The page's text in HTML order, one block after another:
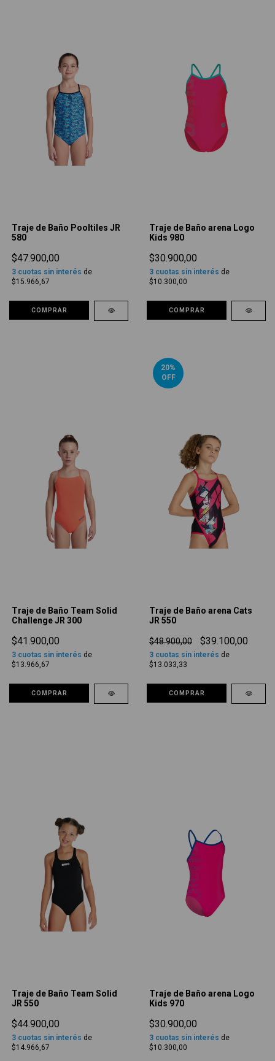
Traje de Baño Pooltiles JR
580
$47.900,00
3 cuotas sin interés de
$15.966,67
COMPRAR
Traje de Baño arena Logo
Kids 980
$30.900,00
3 cuotas sin interés de
$10.300,00
COMPRAR
Traje de Baño Team Solid
Challenge JR 300
$41.900,00
3 cuotas sin interés de
$13.966,67
COMPRAR
20%
OFF
Traje de Baño arena Cats
JR 550
$48.900,00 $39.100,00
3 cuotas sin interés de
$13.033,33
COMPRAR
Traje de Baño Team Solid
JR 550
$44.900,00
3 cuotas sin interés de
$14.966,67
Traje de Baño arena Logo
Kids 970
$30.900,00
3 cuotas sin interés de
$10.300,00